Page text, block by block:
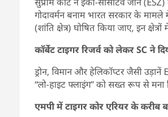
गोदावर्मन बनाम भारत सरकार के
(शांति क्षेत्र) घोषित किया जाए, इन
कॉर्बेट टाइगर रिजर्व को लेकर SC ने
ड्रोन, विमान और हेलिकॉप्टर जैसी
“लो-हाइट फ्लाइंग” को सख्त रूप से मना
एमपी में टाइगर कोर एरियर के करीब